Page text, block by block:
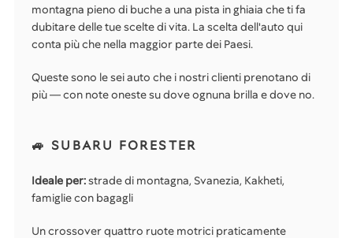
montagna pieno di buche a una pista in ghiaia che ti fa
dubitare delle tue scelte di vita. La scelta dell'auto qui
conta più che nella maggior parte dei Paesi.
Queste sono le sei auto che i nostri clienti prenotano di
più — con note oneste su dove ognuna brilla e dove no.
🚙 SUBARU FORESTER
Ideale per:strade di montagna, Svanezia, Kakheti,
famiglie con bagagli
Un crossover quattro ruote motrici praticamente